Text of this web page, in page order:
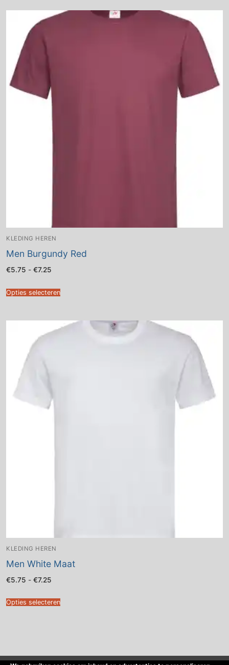
KLEDING HEREN
Men Burgundy Red
€5.75 - €7.25
€7.25
Opties selecteren
KLEDING HEREN
Men White Maat
€5.75 - €7.25
€7.25
Opties selecteren